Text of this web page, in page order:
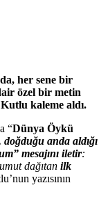
her sene bir
özel bir metin
kaleme aldı.
“Dünya Öykü
doğduğu anda aldığı
mesajını iletir:
dağıtan ilk
yazısının